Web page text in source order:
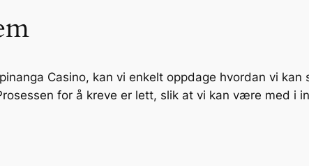
Casino, kan vi enkelt oppdage hvordan vi
for å kreve er lett, slik at vi kan være med i